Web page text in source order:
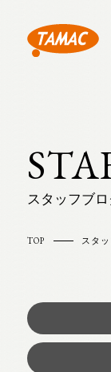
スタッフブ
TOP スタ